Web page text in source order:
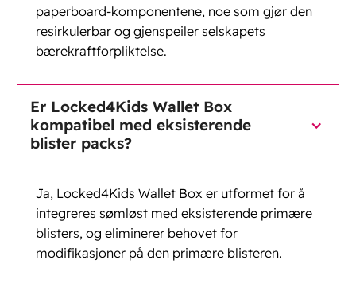
paperboard-komponentene, noe som gjør den
resirkulerbar og gjenspeiler selskapets
bærekraftforpliktelse.
Er Locked4Kids Wallet Box
kompatibel med eksisterende
blister packs?
Ja, Locked4Kids Wallet Box er utformet for å
integreres sømløst med eksisterende primære
blisters, og eliminerer behovet for
modifikasjoner på den primære blisteren.